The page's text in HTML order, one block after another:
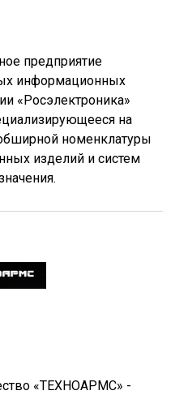
предприятие
информационных
«Росэлектроника»
на
номенклатуры
изделий и систем
«ТЕХНОАРМС» -